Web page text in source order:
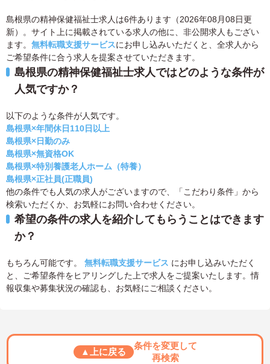
島根県の精神保健福祉士求人は6件あります（2026年08月08日更
新）。サイト上に掲載されている求人の他に、非公開求人もござい
ます。 無料転職支援サービスにお申し込みいただくと、全求人から
ご希望条件に合う求人を提案させていただきます。
島根県の精神保健福祉士求人ではどのような条件が
人気ですか？
以下のような条件が人気です。
島根県×年間休日110日以上
島根県×日勤のみ
島根県×無資格OK
島根県×特別養護老人ホーム（特養）
島根県×正社員(正職員)
他の条件でも人気の求人がございますので、「こだわり条件」から
検索いただくか、お気軽にお問い合わせください。
希望の条件の求人を紹介してもらうことはできます
か？
もちろん可能です。 無料転職支援サービス にお申し込みいただく
と、ご希望条件をヒアリングした上で求人をご提案いたします。情
報収集や募集状況の確認も、お気軽にご相談ください。
▲上に戻る
条件を変更して
再検索